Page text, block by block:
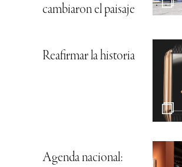
cambiaron el paisaje
Reafirmar la historia
Agenda nacional: